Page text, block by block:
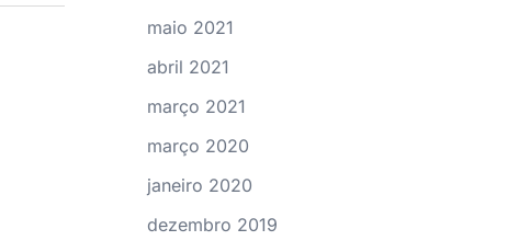
maio 2021
abril 2021
março 2021
março 2020
janeiro 2020
dezembro 2019